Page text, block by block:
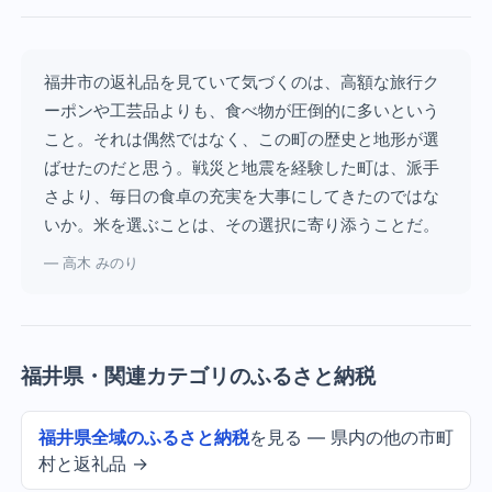
福井市の返礼品を見ていて気づくのは、高額な旅行ク
ーポンや工芸品よりも、食べ物が圧倒的に多いという
こと。それは偶然ではなく、この町の歴史と地形が選
ばせたのだと思う。戦災と地震を経験した町は、派手
さより、毎日の食卓の充実を大事にしてきたのではな
いか。米を選ぶことは、その選択に寄り添うことだ。
— 高木 みのり
福井県・関連カテゴリのふるさと納税
福井県全域のふるさと納税を見る — 県内の他の市町
村と返礼品 →